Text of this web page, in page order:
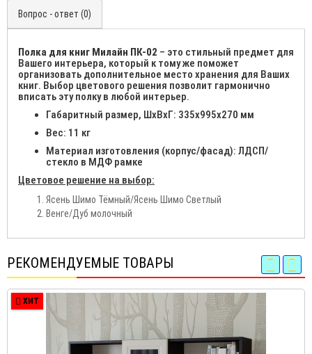
Вопрос - ответ (0)
Полка для книг Милайн ПК-02 – это стильный предмет для
Вашего интерьера, который к тому же поможет
организовать дополнительное место хранения для Ваших
книг. Выбор цветового решения позволит гармонично
вписать эту полку в любой интерьер.
Габаритный размер, ШхВхГ: 335х995х270 мм
Вес: 11 кг
Материал изготовления (корпус/фасад): ЛДСП/
стекло в МДФ рамке
Цветовое решение на выбор:
Ясень Шимо Тёмный/Ясень Шимо Светлый
Венге/Дуб молочный
РЕКОМЕНДУЕМЫЕ ТОВАРЫ
ХИТ